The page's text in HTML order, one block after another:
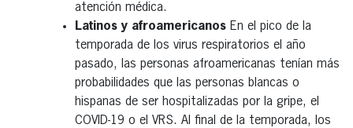
atención médica.
Latinos y afroamericanos En el pico de la
temporada de los virus respiratorios el año
pasado, las personas afroamericanas tenían más
probabilidades que las personas blancas o
hispanas de ser hospitalizadas por la gripe, el
COVID-19 o el VRS. Al final de la temporada, los